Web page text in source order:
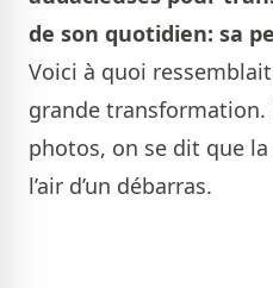
de son quotidien: sa
Voici à quoi
grande transformation.
photos, on se dit que
l’air d’un débarras.